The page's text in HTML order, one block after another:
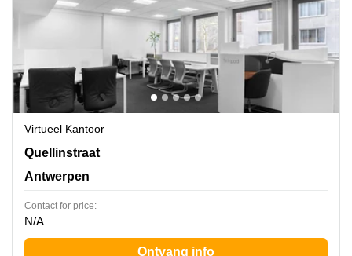
Virtueel Kantoor
Quellinstraat 49, Antwerpen
Quellinstraat
Antwerpen
Contact for price:
N/A
Ontvang info